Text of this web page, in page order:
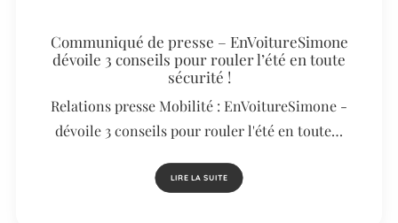
Communiqué de presse – EnVoitureSimone
dévoile 3 conseils pour rouler l’été en toute
sécurité !
Relations presse Mobilité : EnVoitureSimone -
dévoile 3 conseils pour rouler l'été en toute…
LIRE LA SUITE